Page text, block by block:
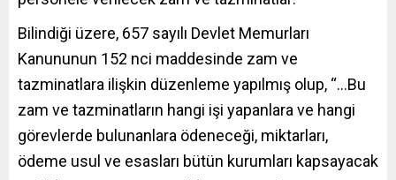
Bilindiği üzere, 657 sayılı Devlet Memurları
Kanununun 152 nci maddesinde zam ve
tazminatlara ilişkin düzenleme yapılmış olup, “…Bu
zam ve tazminatların hangi işi yapanlara ve hangi
görevlerde bulunanlara ödeneceği, miktarları,
ödeme usul ve esasları bütün kurumları kapsayacak